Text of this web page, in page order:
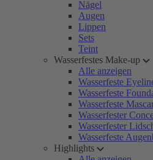
Nägel
Augen
Lippen
Sets
Teint
Wasserfestes Make-up
Alle anzeigen
Wasserfeste
Wasserfeste
Wasserfeste
Wasserfester
Wasserfester
Wasserfeste
Highlights